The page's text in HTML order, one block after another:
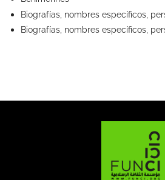
Biografías, nombres específicos,
Biografías, nombres específicos,